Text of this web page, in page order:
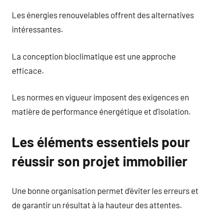
Les énergies renouvelables offrent des alternatives
intéressantes.
La conception bioclimatique est une approche
efficace.
Les normes en vigueur imposent des exigences en
matière de performance énergétique et d’isolation.
Les éléments essentiels pour
réussir son projet immobilier
Une bonne organisation permet d’éviter les erreurs et
de garantir un résultat à la hauteur des attentes.